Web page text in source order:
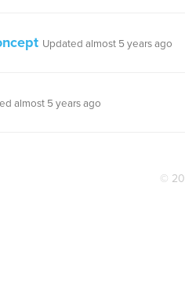
Updated almost 5 years ago
almost 5 years ago
©